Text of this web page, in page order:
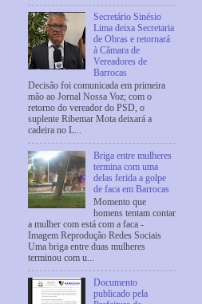
Secretário Sinésio
Lima deixa Secretaria
de Obras e retornará
à Câmara de
Vereadores de
Barrocas
Decisão foi comunicada em primeira
mão ao Jornal Nossa Voz; com o
retorno do vereador do PSD, o
suplente Ribemar Mota deixará a
cadeira no L...
Briga entre mulheres
termina com uma
delas ferida a golpe
de faca em Barrocas
Momento que
homens tentam contar
a mulher com está com a faca -
Imagem Reprodução Redes Sociais
Uma briga entre duas mulheres
terminou com u...
Documento
publicado pela